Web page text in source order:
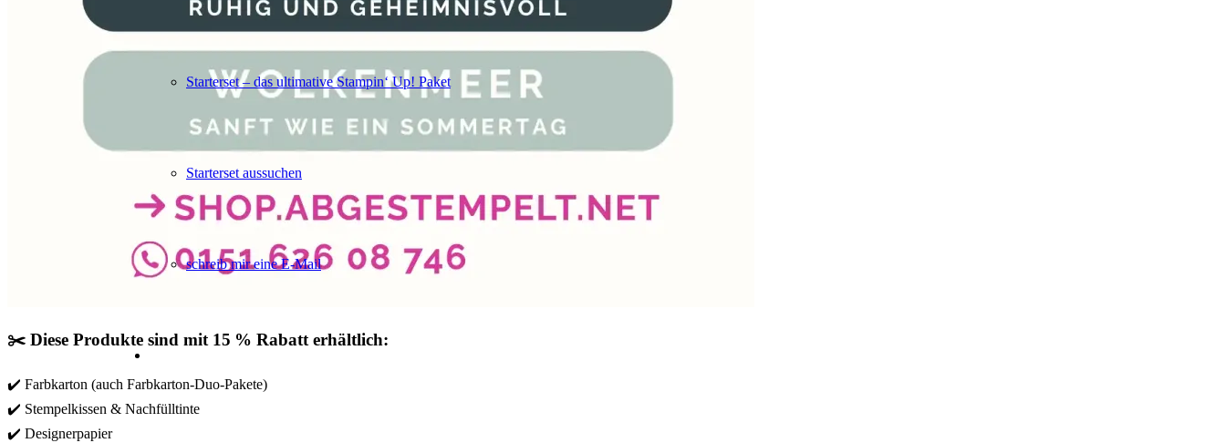
Starterset – das ultimative Stampin‘ Up! Paket
Starterset aussuchen
schreib mir eine E-Mail
✂️ Diese Produkte sind mit 15 % Rabatt erhältlich:
✔️ Farbkarton (auch Farbkarton-Duo-Pakete)
✔️ Stempelkissen & Nachfülltinte
✔️ Designerpapier